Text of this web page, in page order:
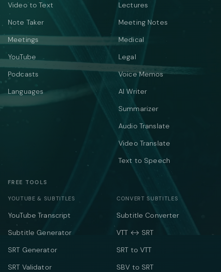
Video to Text
Note Taker
Meetings
YouTube
Podcasts
Languages
Lectures
Meeting Notes
Medical
Legal
Voice Memos
AI Writer
Summarizer
Audio Translate
Video Translate
Text to Speech
FREE TOOLS
YOUTUBE & SUBTITLES
YouTube Transcript
Subtitle Generator
SRT Generator
SRT Validator
CONVERT SUBTITLES
Subtitle Converter
VTT ↔ SRT
SRT to VTT
SBV to SRT